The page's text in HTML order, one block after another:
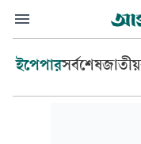
ইপেপারসর্বশেষজাতীয়